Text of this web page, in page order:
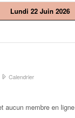
Lundi 22 Juin 2026
Calendrier
aucun membre en ligne